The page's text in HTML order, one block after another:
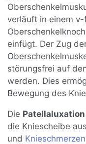
verläuft in einem
einfügt. Der Zug
störungsfrei auf
werden. Dies
Bewegung des
Die Patellaluxation
die Kniescheibe
und